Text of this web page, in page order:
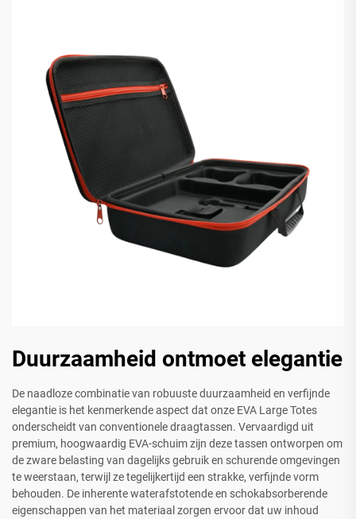
Duurzaamheid ontmoet elegantie
De naadloze combinatie van robuuste duurzaamheid en verfijnde
elegantie is het kenmerkende aspect dat onze EVA Large Totes
onderscheidt van conventionele draagtassen. Vervaardigd uit
premium, hoogwaardig EVA-schuim zijn deze tassen ontworpen om
de zware belasting van dagelijks gebruik en schurende omgevingen
te weerstaan, terwijl ze tegelijkertijd een strakke, verfijnde vorm
behouden. De inherente waterafstotende en schokabsorberende
eigenschappen van het materiaal zorgen ervoor dat uw inhoud